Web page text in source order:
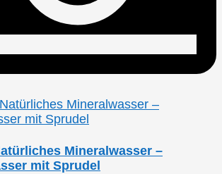
Mineralwasser –
mit Sprudel